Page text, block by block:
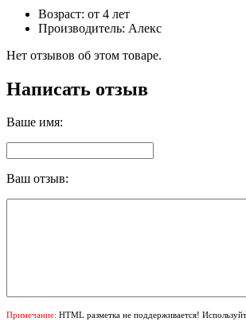
Возраст: от 4 лет
Производитель: Алекс
Нет отзывов об этом товаре.
Написать отзыв
Ваше имя:
Ваш отзыв:
Примечание: HTML разметка не поддерживается!